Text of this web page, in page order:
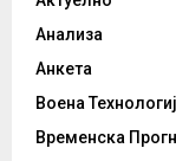
Анализа
Анкета
Воена
Временска